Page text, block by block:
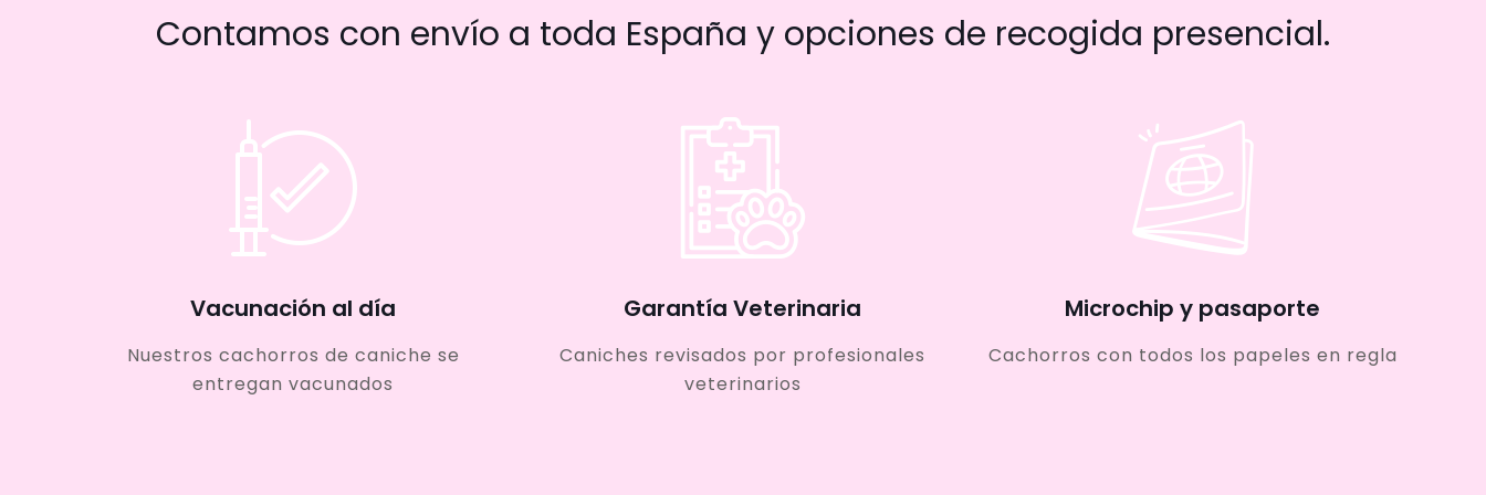
Contamos con envío a toda España y opciones de recogida presencial.
Vacunación al día
Nuestros cachorros de caniche se
entregan vacunados
Garantía Veterinaria
Caniches revisados por profesionales
veterinarios
Microchip y pasaporte
Cachorros con todos los papeles en regla